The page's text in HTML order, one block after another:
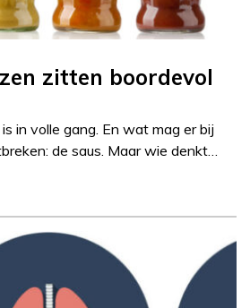
zitten boordevol
in volle gang. En wat mag er bij
de saus. Maar wie denkt…